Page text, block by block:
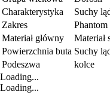
Charakterystyka
Suchy
Zakres
Phantom
Materiał główny
Materiał
Powierzchnia buta Suchy
Podeszwa
kolce
Loading...
Loading...